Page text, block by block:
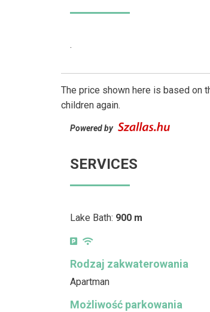
.
The price shown here is based on
children again.
Powered by
SERVICES
Lake Bath: 900 m
Rodzaj zakwaterowania
Apartman
Możliwość parkowania